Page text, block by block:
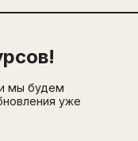
мы будем
уже